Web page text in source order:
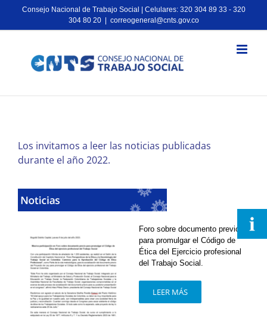
Consejo Nacional de Trabajo Social | Celulares: 320 304 89 33 - 320
304 80 20
correogeneral@cnts.gov.co
Los invitamos a leer las noticias publicadas
durante el año 2022.
Foro sobre documento previo
para promulgar el Código de
Ética del Ejercicio profesional
del Trabajo Social.
LEER MÁS